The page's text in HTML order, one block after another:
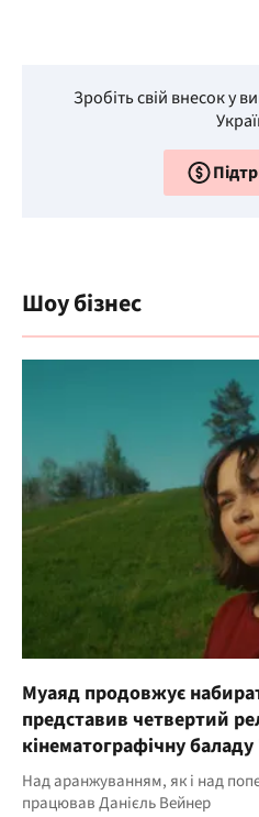
Зробіть свій внесок у
Шоу бізнес
Муаяд продовжує
представив четвертий
кінематографічну
Над аранжуванням, як і над
працював Данієль Вейнер